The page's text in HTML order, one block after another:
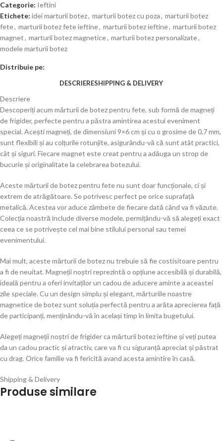
Categorie: Ieftini
Etichete: idei marturii botez, marturii botez cu poza, marturii botez
fete, marturii botez fete ieftine, marturii botez ieftine, marturii botez
magnet, marturii botez magnetice, marturii botez personalizate,
modele marturii botez
Distribuie pe:
DESCRIERESHIPPING & DELIVERY
Descriere
Descoperiți acum mărturii de botez pentru fete, sub formă de magneți
de frigider, perfecte pentru a păstra amintirea acestui eveniment
special. Acești magneți, de dimensiuni 9×6 cm și cu o grosime de 0,7 mm,
sunt flexibili și au colțurile rotunjite, asigurându-vă că sunt atât practici,
cât și siguri. Fiecare magnet este creat pentru a adăuga un strop de
bucurie și originalitate la celebrarea botezului.
Aceste mărturii de botez pentru fete nu sunt doar funcționale, ci și
extrem de atrăgătoare. Se potrivesc perfect pe orice suprafață
metalică. Acestea vor aduce zâmbete de fiecare dată când va fi văzute.
Colecția noastră include diverse modele, permițându-vă să alegeți exact
ceea ce se potrivește cel mai bine stilului personal sau temei
evenimentului.
Mai mult, aceste mărturii de botez nu trebuie să fie costisitoare pentru
a fi de neuitat. Magneții noștri reprezintă o opțiune accesibilă și durabilă,
ideală pentru a oferi invitaților un cadou de aducere aminte a aceastei
zile speciale. Cu un design simplu și elegant, mărturiile noastre
magnetice de botez sunt soluția perfectă pentru a arăta aprecierea față
de participanți, menținându-vă în același timp în limita bugetului.
Alegeți magneții noștri de frigider ca mărturii botez ieftine și veți putea
da un cadou practic și atractiv, care va fi cu siguranță apreciat și păstrat
cu drag. Orice familie va fi fericită avand acesta amintire în casă.
Shipping & Delivery
Produse similare